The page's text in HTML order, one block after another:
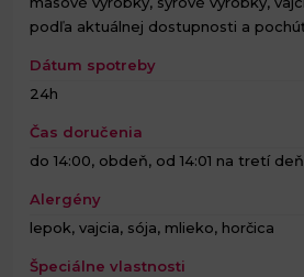
podľa aktuálnej dostupnosti a
Dátum spotreby
24h
Čas doručenia
do 14:00, obdeň, od 14:01 na tretí deň
Alergény
lepok, vajcia, sója, mlieko, horčica
Špeciálne vlastnosti